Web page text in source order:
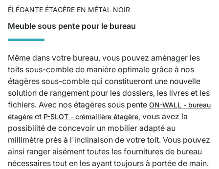
ÉLÉGANTE ÉTAGÈRE EN MÉTAL NOIR
Meuble sous pente pour le bureau
Même dans votre bureau, vous pouvez aménager les
toits sous-comble de manière optimale grâce à nos
étagères sous-comble qui constitueront une nouvelle
solution de rangement pour les dossiers, les livres et les
fichiers. Avec nos étagères sous pente ON-WALL - bureau
étagère et P-SLOT - crémaillère étagère, vous avez la
possibilité de concevoir un mobilier adapté au
millimètre près à l'inclinaison de votre toit. Vous pouvez
ainsi ranger aisément toutes les fournitures de bureau
nécessaires tout en les ayant toujours à portée de main.